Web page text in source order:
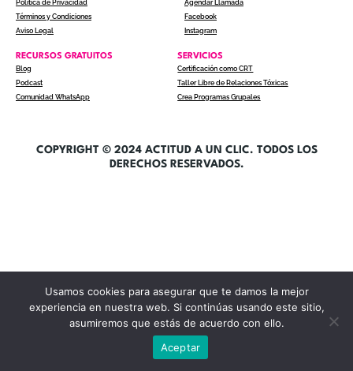
Política de Privacidad
Términos y Condiciones
Aviso Legal
Agendar Llamada
Facebook
Instagram
RECURSOS GRATUITOS
Blog
Podcast
Comunidad WhatsApp
SERVICIOS
Certificación como CRT
Taller Libre de Relaciones Tóxicas
Crea Programas Grupales
COPYRIGHT © 2024 ACTITUD A UN CLIC. TODOS LOS
DERECHOS RESERVADOS.
Usamos cookies para asegurar que te damos la mejor
experiencia en nuestra web. Si continúas usando este sitio,
asumiremos que estás de acuerdo con ello.
Aceptar